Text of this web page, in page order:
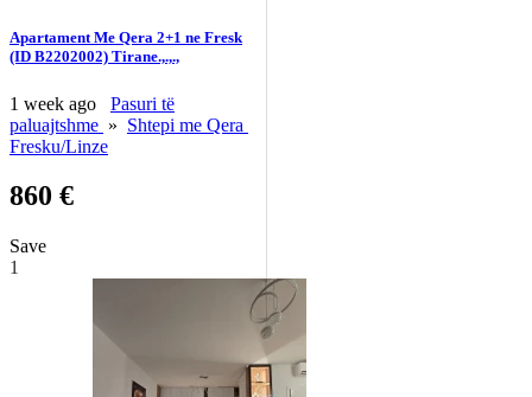
Apartament Me Qera 2+1 ne Fresk
(ID B2202002) Tirane.,.,.,
1 week ago
Pasuri të
paluajtshme » Shtepi me Qera
Fresku/Linze
860 €
Save
1